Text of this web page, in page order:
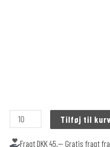
Tilføj til kurv
Fragt DKK 45,-- Gratis fragt